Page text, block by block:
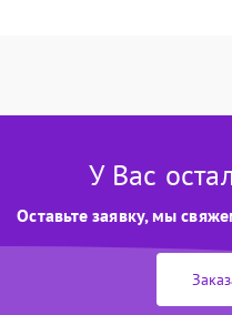
Неисправность системы
замыкания
Повреждение системы
У Вас
Оставьте заявку, мы